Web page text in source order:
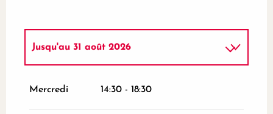
4 avril 2026
Jusqu'au 31 août 2026
Mercredi 14:30 - 18:30